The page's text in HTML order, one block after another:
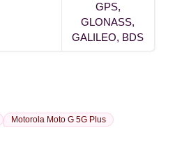
GPS,
GLONASS,
GALILEO, BDS
Motorola Moto G 5G Plus